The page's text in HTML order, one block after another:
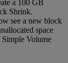
a 100 GB
Shrink.
see a new block
space
Volume